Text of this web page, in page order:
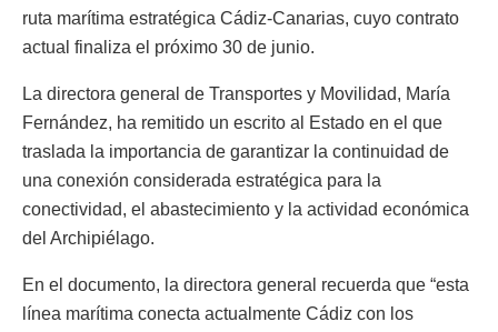
ruta marítima estratégica Cádiz-Canarias, cuyo contrato
actual finaliza el próximo 30 de junio.
La directora general de Transportes y Movilidad, María
Fernández, ha remitido un escrito al Estado en el que
traslada la importancia de garantizar la continuidad de
una conexión considerada estratégica para la
conectividad, el abastecimiento y la actividad económica
del Archipiélago.
En el documento, la directora general recuerda que “esta
línea marítima conecta actualmente Cádiz con los